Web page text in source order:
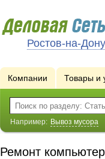
Ростов-на-Дону
Компании Товары и
Например: Вывоз мусора
Ремонт